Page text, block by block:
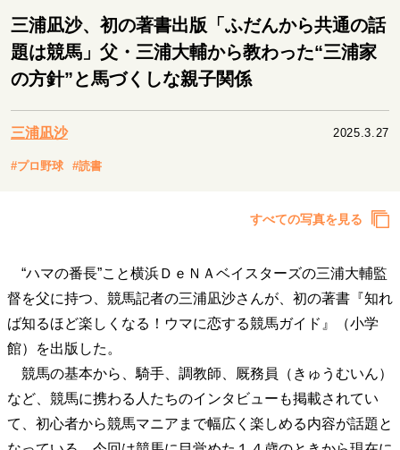
表現者の葛藤
人生が動いた日 10代の挫折と原点
セカンドキャリアの描き方
夢を掴む選択
リーダーの流儀 変革の原動力
次世代へのバトン
トップが描く未来
マインドセット
重圧との向き合い方 一流のルーティン
20代の現在地
忘れられない言葉
10代・20代の土台
三浦凪沙、初の著書出版「ふだんから共通の話
題は競馬」父・三浦大輔から教わった“三浦家
の方針”と馬づくしな親子関係
三浦凪沙 2025.3.27
#プロ野球 #読書
すべての写真を見る
“ハマの番長”こと横浜ＤｅＮＡベイスターズの三浦大輔監
督を父に持つ、競馬記者の三浦凪沙さんが、初の著書『知れ
ば知るほど楽しくなる！ウマに恋する競馬ガイド』（小学
館）を出版した。
競馬の基本から、騎手、調教師、厩務員（きゅうむいん）
など、競馬に携わる人たちのインタビューも掲載されてい
て、初心者から競馬マニアまで幅広く楽しめる内容が話題と